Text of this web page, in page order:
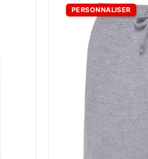
PERSONNALISER